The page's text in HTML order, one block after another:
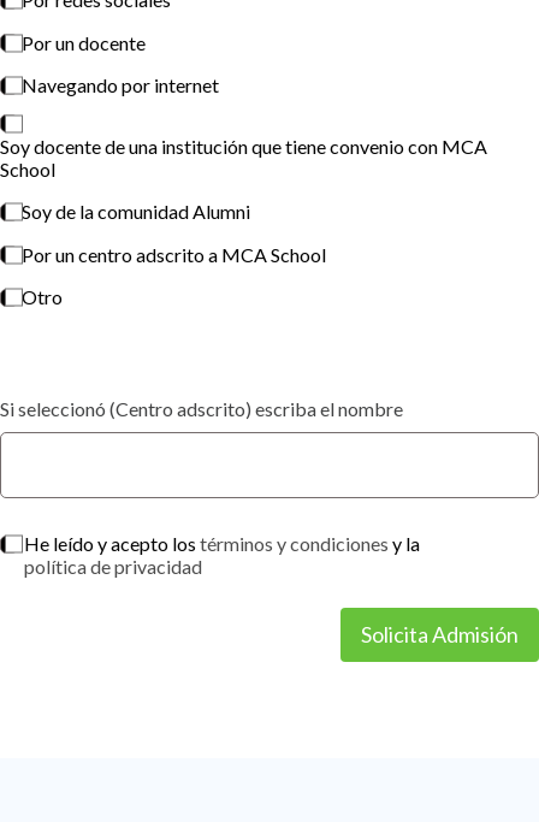
Por un docente
Navegando por internet
Soy docente de una institución que tiene convenio con MCA
School
Soy de la comunidad Alumni
Por un centro adscrito a MCA School
Otro
Si seleccionó (Centro adscrito) escriba el nombre
He leído y acepto los términos y condiciones y la
política de privacidad
Solicita Admisión